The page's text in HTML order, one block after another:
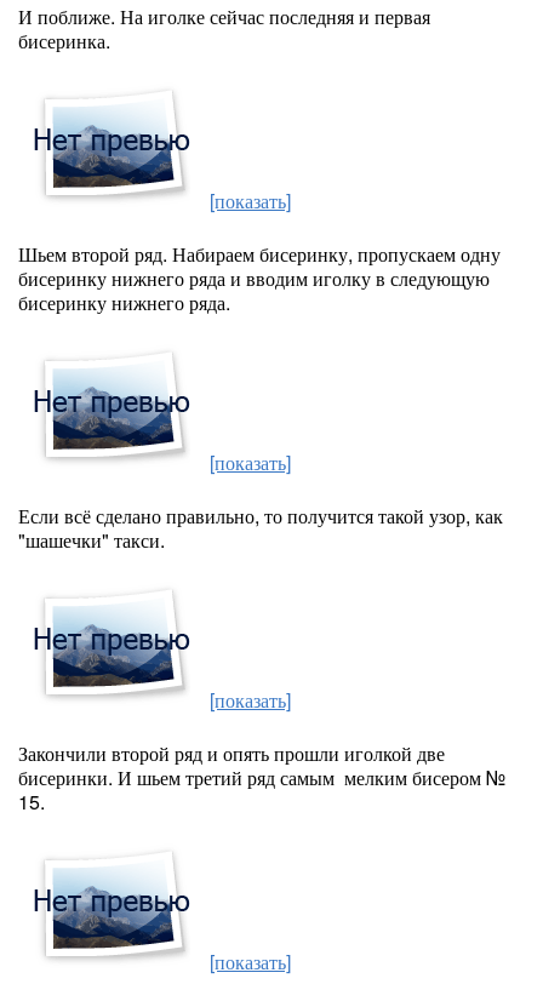
И поближе. На иголке сейчас последняя и первая
бисеринка.
[показать]
Шьем второй ряд. Набираем бисеринку, пропускаем одну
бисеринку нижнего ряда и вводим иголку в следующую
бисеринку нижнего ряда.
[показать]
Если всё сделано правильно, то получится такой узор, как
"шашечки" такси.
[показать]
Закончили второй ряд и опять прошли иголкой две
бисеринки. И шьем третий ряд самым мелким бисером №
15.
[показать]